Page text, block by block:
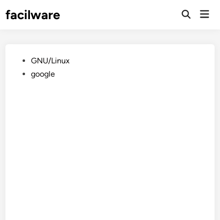
facilware
Publicado
en
GNU/Linux
google